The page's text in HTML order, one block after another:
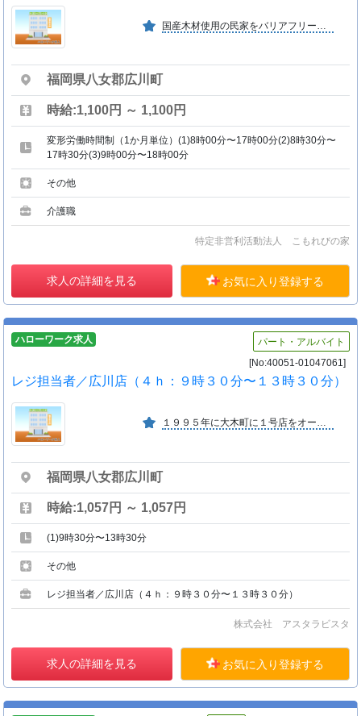
福岡県八女郡広川町
時給:1,100円 ～ 1,100円
変形労働時間制（1か月単位）(1)8時00分〜17時00分(2)8時30分〜
17時30分(3)9時00分〜18時00分
その他
介護職
特定非営利活動法人 こもれびの家
求人の詳細を見る お気に入り登録する
ハローワーク求人
パート・アルバイト
[No:40051-01047061]
レジ担当者／広川店（４ｈ：９時３０分〜１３時３０分）
１９９５年に大木町に１号店をオープンし、その後店舗数を増やし２０１９年に１６号店を出店、地域の皆様に短時間で買い物ができ、日常生活品を中心にお買得な価格にて販売しているお店です
福岡県八女郡広川町
時給:1,057円 ～ 1,057円
(1)9時30分〜13時30分
その他
レジ担当者／広川店（４ｈ：９時３０分〜１３時３０分）
株式会社 アスタラビスタ
求人の詳細を見る お気に入り登録する